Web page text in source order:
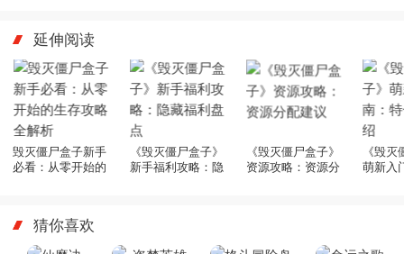
延伸阅读
毁灭僵尸盒子新手
必看：从零开始的
《毁灭僵尸盒子》
新手福利攻略：隐
《毁灭僵尸盒子》
资源攻略：资源分
《毁
萌新入
猜你喜欢